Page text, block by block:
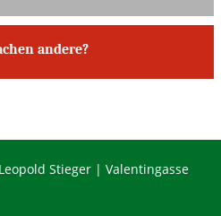
andere?
Stieger | Valentingasse